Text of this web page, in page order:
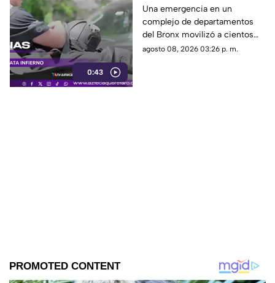
0:43
Nueva York deja un
mu3rto y 14 heridos
Una emergencia en un
complejo de departamentos
del Bronx movilizó a cientos
de bomberos y dejó víctimas
agosto 08, 2026 03:26 p. m.